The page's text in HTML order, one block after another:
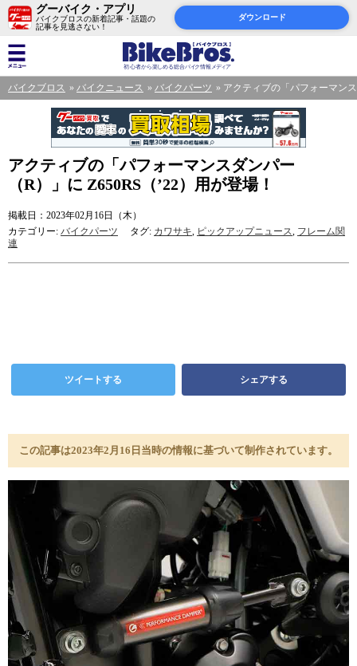
グーバイク・アプリ
バイクブロスの新着記事・話題の
記事を見逃さない！
ダウンロード
バイクブロス バイクニュース バイクパーツ アクティブの「パフォーマン
アクティブの「パフォーマンスダンパー
（R）」に Z650RS（’22）用が登場！
掲載日：2023年02月16日（木）
カテゴリー: バイクパーツ タグ: カワサキ, ピックアップニュース, フレーム関
連
ツイートする シェアする
この記事は2023年2月16日当時の情報に基づいて制作されています。